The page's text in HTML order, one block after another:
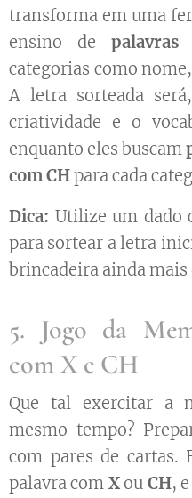
transforma em uma
ensino de
categorias como
A letra sorteada
criatividade e o
enquanto eles buscam
com CHpara cada
Dica: Utilize um dado
para sortear a letra
brincadeira ainda
5. Jogo da
com X e CH
Que tal exercitar a
mesmo tempo?
com pares de cartas.
palavra com Xou CH,